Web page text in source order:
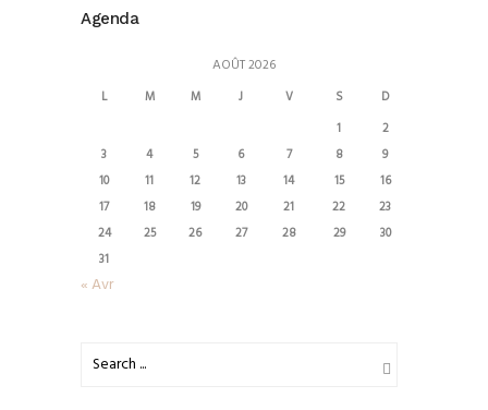
Agenda
AOÛT 2026
L M M J V S
D
1
2
3
4 5 6 7 8
9
10
11 12 13 14 15
16
17
18 19 20 21 22
23
24
25 26 27 28 29
30
31
« Avr